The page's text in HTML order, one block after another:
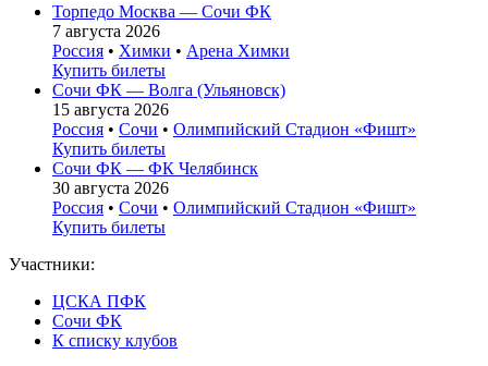
Торпедо Москва — Сочи ФК
7 августа 2026
Россия • Химки • Арена Химки
Купить билеты
Сочи ФК — Волга (Ульяновск)
15 августа 2026
Россия • Сочи • Олимпийский Стадион «Фишт»
Купить билеты
Сочи ФК — ФК Челябинск
30 августа 2026
Россия • Сочи • Олимпийский Стадион «Фишт»
Купить билеты
Участники:
ЦСКА ПФК
Сочи ФК
К списку клубов